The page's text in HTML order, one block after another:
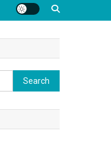
Search
for: